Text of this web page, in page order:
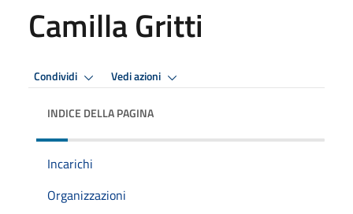
Camilla Gritti
Condividi Vedi azioni
INDICE DELLA PAGINA
Incarichi
Organizzazioni